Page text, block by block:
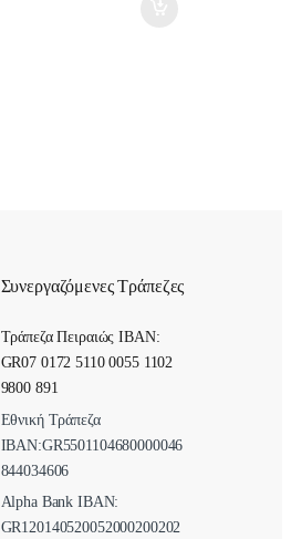
Συνεργαζόμενες Τράπεζες
Τράπεζα Πειραιώς IBAN:
GR07 0172 5110 0055 1102
9800 891
Εθνική Τράπεζα
ΙΒΑΝ:GR5501104680000046
844034606
Alpha Bank ΙΒΑΝ:
GR120140520052000200202